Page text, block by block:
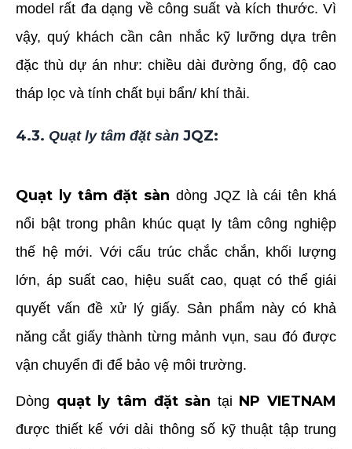
model rất đa dạng về công suất và kích thước. Vì
vậy, quý khách cần cân nhắc kỹ lưỡng dựa trên
đặc thù dự án như: chiều dài đường ống, độ cao
tháp lọc và tính chất bụi bẩn/ khí thải.
4.3. Quạt ly tâm đặt sàn JQZ:
Quạt ly tâm đặt sàn dòng JQZ là cái tên khá
nổi bật trong phân khúc quạt ly tâm công nghiệp
thế hệ mới. Với cấu trúc chắc chắn, khối lượng
lớn, áp suất cao, hiệu suất cao, quạt có thể giái
quyết vấn đề xử lý giấy. Sản phẩm này có khả
năng cắt giấy thành từng mảnh vụn, sau đó được
vận chuyển đi để bảo vệ môi trường.
Dòng quạt ly tâm đặt sàn tại NP VIETNAM
được thiết kế với dải thông số kỹ thuật tập trung